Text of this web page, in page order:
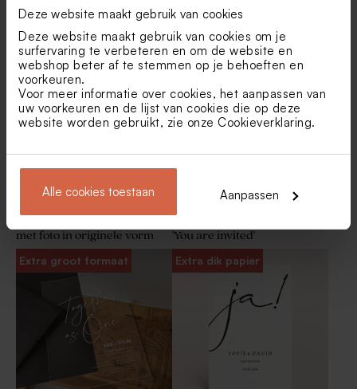
Deze website maakt gebruik van cookies
Deze website maakt gebruik van cookies om je
surfervaring te verbeteren en om de website en
webshop beter af te stemmen op je behoeften en
voorkeuren.
Voor meer informatie over cookies, het aanpassen van
uw voorkeuren en de lijst van cookies die op deze
website worden gebruikt, zie onze Cookieverklaring.
Alle cookies toestaan Aanpassen
Wit bedankkaartje bruiloft
met foto
Witte servetring minimal
Wit tafelkaartje minimal
Set van 9 minimal servetten
met namen
gepersonaliseerd
dubbele trouwkaart met
pochette in kalkpapier en
koperfolie
foto en kalkomslag
met foto in originele vorm
Extra groot formaat
'You are invited'
Extra groot formaat
Extra dik papier